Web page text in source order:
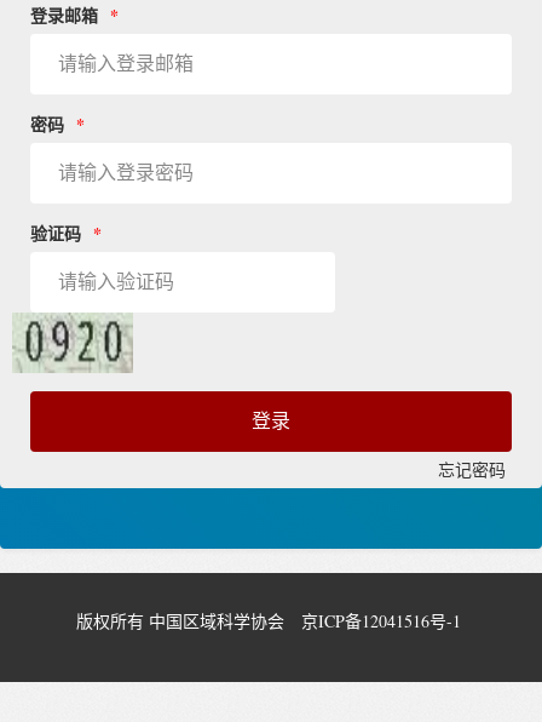
登录邮箱 *
密码 *
验证码 *
忘记密码
版权所有 中国区域科学协会 京ICP备12041516号-1